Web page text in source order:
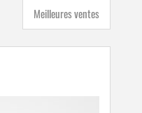
Meilleures ventes